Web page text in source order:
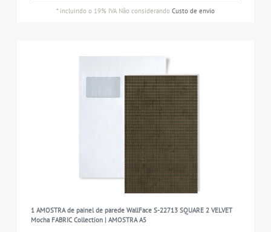
* incluindo o 19% IVA Não considerando Custo de envio
1 AMOSTRA de painel de parede WallFace S-22713 SQUARE 2 VELVET
Mocha FABRIC Collection | AMOSTRA A5